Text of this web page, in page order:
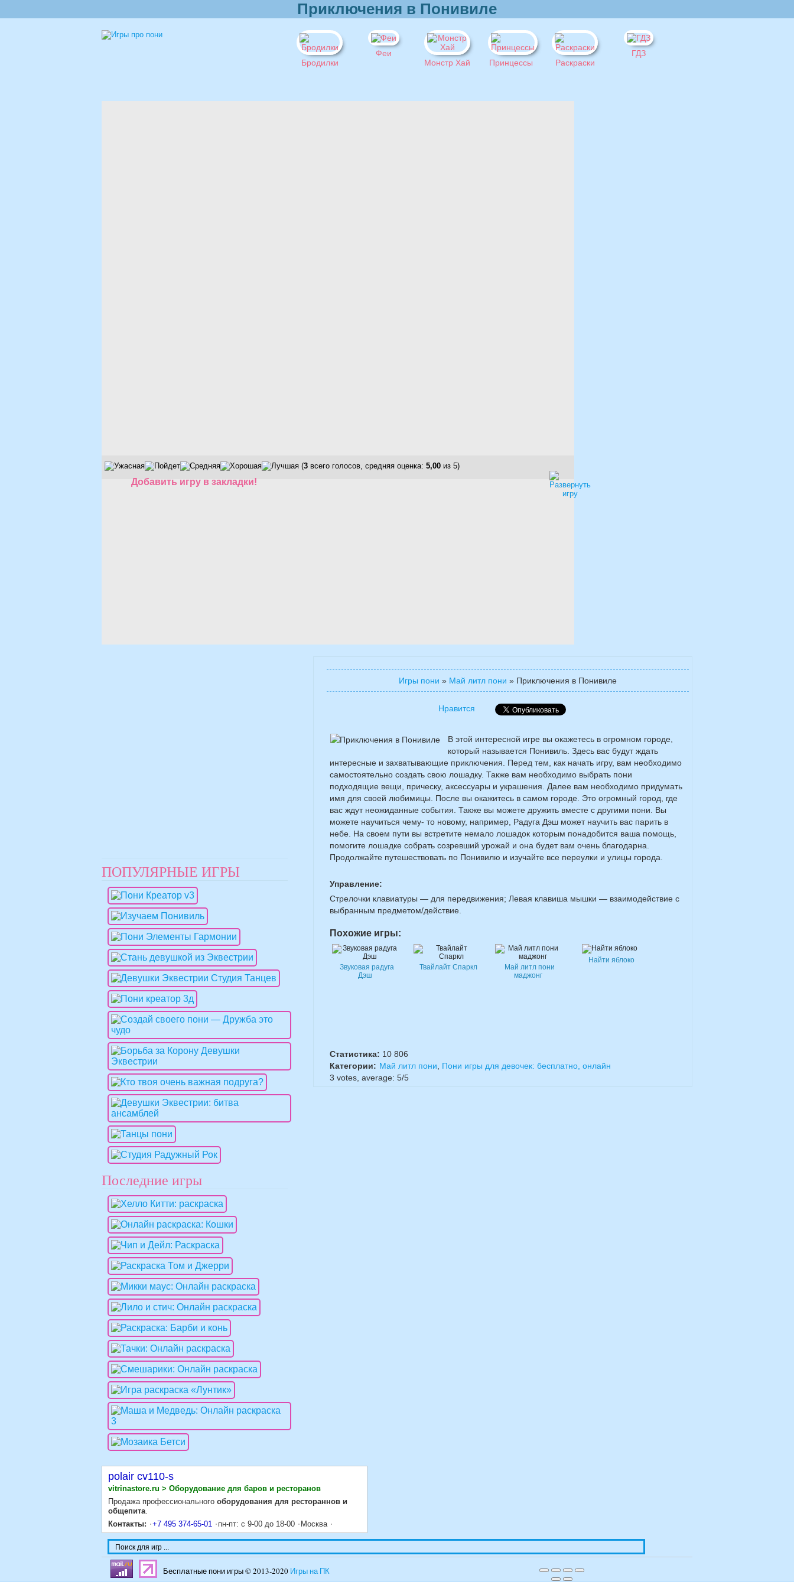
Приключения в Понивиле
Бродилки
Феи
Монстр Хай
Принцессы Раскраски
ГДЗ
(3 всего голосов, средняя оценка: 5,00 из 5)
Добавить игру в закладки!
Игры пони » Май литл пони » Приключения в Понивиле
Нравится
В этой интересной игре вы окажетесь в огромном городе,
который называется Понивиль. Здесь вас будут ждать
интересные и захватывающие приключения. Перед тем, как начать игру, вам необходимо
самостоятельно создать свою лошадку. Также вам необходимо выбрать пони
подходящие вещи, прическу, аксессуары и украшения. Далее вам необходимо придумать
имя для своей любимицы. После вы окажитесь в самом городе. Это огромный город, где
вас ждут неожиданные события. Также вы можете дружить вместе с другими пони. Вы
можете научиться чему- то новому, например, Радуга Дэш может научить вас парить в
небе. На своем пути вы встретите немало лошадок которым понадобится ваша помощь,
помогите лошадке собрать созревший урожай и она будет вам очень благодарна.
Продолжайте путешествовать по Понивилю и изучайте все переулки и улицы города.
Управление:
Стрелочки клавиатуры — для передвижения; Левая клавиша мышки — взаимодействие с
выбранным предметом/действие.
Похожие игры:
Звуковая радуга
Дэш
Твайлайт Спаркл
Май литл пони
маджонг
Найти яблоко
Статистика: 10 806
Категории: Май литл пони
Пони игры для девочек: бесплатно, онлайн
3 votes, average: 5/5
ПОПУЛЯРНЫЕ ИГРЫ
Последние игры
polair cv110-s
vitrinastore.ru > Оборудование для баров и ресторанов
Продажа профессионального оборудования для рестораннов и
общепита.
Контакты:
+7 495 374-65-01 пн-пт: с 9-00 до 18-00 Москва
Бесплатные пони игры © 2013-2020 Игры на ПК